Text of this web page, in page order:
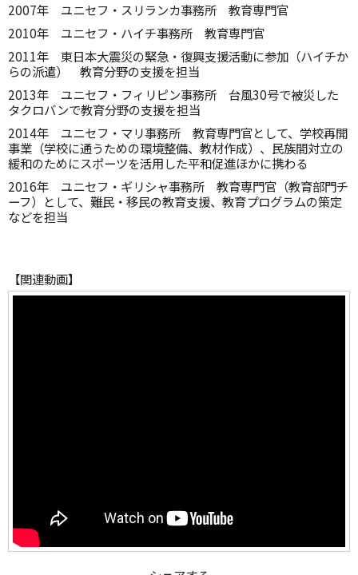
2007年 ユニセフ・スリランカ事務所 教育専門官
2010年 ユニセフ・ハイチ事務所 教育専門官
2011年 東日本大震災の緊急・復興支援活動に参加（ハイチか
らの派遣） 教育分野の支援を担当
2013年 ユニセフ・フィリピン事務所 台風30号で被災した
タクロバンで教育分野の支援を担当
2014年 ユニセフ・マリ事務所 教育専門官として、学校再開
事業（学校に通うための環境整備、教材作成）、民族間対立の
緩和のためにスポーツを活用した平和促進ほかに携わる
2016年 ユニセフ・ギリシャ事務所 教育専門官（教育部門チ
ーフ）として、難民・移民の教育支援、教育プログラムの策定
などを担当
【関連動画】